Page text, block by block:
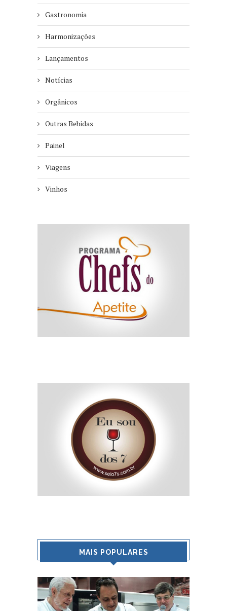
Gastronomia
Harmonizações
Lançamentos
Notícias
Orgânicos
Outras Bebidas
Painel
Viagens
Vinhos
MAIS POPULARES